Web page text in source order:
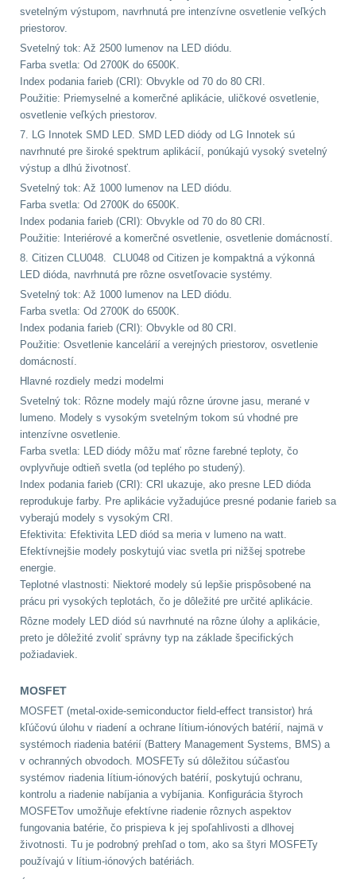
11
12GA, 20GA10
.40 .416
.44 .456
.357 .38 (9mm)7
1911 6
AR10 4
Popruhy a poutka40
Kolimátory53
Zvětšovací moduly5
CQB 21
Na vzduchovku 15
Na kuše
Přesné střílení22
Velký oční reliéf1
Na dlouhé vzdálenosti
Multi-range 32
Krátka a střední
vzdálenost16
Monokuláry 5
Príslušenstvo pre
svetelným výstupom, navrhnutá pre intenzívne osvetlenie veľkých
priestorov.
Svetelný tok: Až 2500 lumenov na LED diódu.
Farba svetla: Od 2700K do 6500K.
Index podania farieb (CRI): Obvykle od 70 do 80 CRI.
Použitie: Priemyselné a komerčné aplikácie, uličkové osvetlenie,
osvetlenie veľkých priestorov.
7. LG Innotek SMD LED. SMD LED diódy od LG Innotek sú
navrhnuté pre široké spektrum aplikácií, ponúkajú vysoký svetelný
výstup a dlhú životnosť.
Svetelný tok: Až 1000 lumenov na LED diódu.
Farba svetla: Od 2700K do 6500K.
Index podania farieb (CRI): Obvykle od 70 do 80 CRI.
Použitie: Interiérové a komerčné osvetlenie, osvetlenie domácností.
8. Citizen CLU048. CLU048 od Citizen je kompaktná a výkonná
LED dióda, navrhnutá pre rôzne osvetľovacie systémy.
Svetelný tok: Až 1000 lumenov na LED diódu.
Farba svetla: Od 2700K do 6500K.
Index podania farieb (CRI): Obvykle od 80 CRI.
Použitie: Osvetlenie kancelárií a verejných priestorov, osvetlenie
domácností.
Hlavné rozdiely medzi modelmi
Svetelný tok: Rôzne modely majú rôzne úrovne jasu, merané v
lumeno. Modely s vysokým svetelným tokom sú vhodné pre
intenzívne osvetlenie.
Farba svetla: LED diódy môžu mať rôzne farebné teploty, čo
ovplyvňuje odtieň svetla (od teplého po studený).
Index podania farieb (CRI): CRI ukazuje, ako presne LED dióda
reprodukuje farby. Pre aplikácie vyžadujúce presné podanie farieb sa
vyberajú modely s vysokým CRI.
Efektivita: Efektivita LED diód sa meria v lumeno na watt.
Efektívnejšie modely poskytujú viac svetla pri nižšej spotrebe
energie.
Teplotné vlastnosti: Niektoré modely sú lepšie prispôsobené na
prácu pri vysokých teplotách, čo je dôležité pre určité aplikácie.
Rôzne modely LED diód sú navrhnuté na rôzne úlohy a aplikácie,
preto je dôležité zvoliť správny typ na základe špecifických
požiadaviek.
MOSFET
MOSFET (metal-oxide-semiconductor field-effect transistor) hrá
kľúčovú úlohu v riadení a ochrane lítium-iónových batérií, najmä v
systémoch riadenia batérií (Battery Management Systems, BMS) a
v ochranných obvodoch. MOSFETy sú dôležitou súčasťou
systémov riadenia lítium-iónových batérií, poskytujú ochranu,
kontrolu a riadenie nabíjania a vybíjania. Konfigurácia štyroch
MOSFETov umožňuje efektívne riadenie rôznych aspektov
fungovania batérie, čo prispieva k jej spoľahlivosti a dlhovej
životnosti. Tu je podrobný prehľad o tom, ako sa štyri MOSFETy
používajú v lítium-iónových batériách.